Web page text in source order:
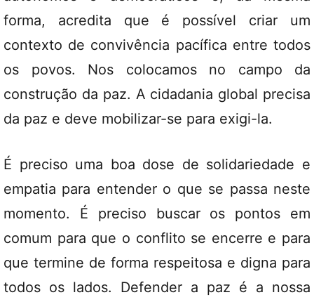
forma, acredita que é possível criar um
contexto de convivência pacífica entre todos
os povos. Nos colocamos no campo da
construção da paz. A cidadania global precisa
da paz e deve mobilizar-se para exigi-la.
É preciso uma boa dose de solidariedade e
empatia para entender o que se passa neste
momento. É preciso buscar os pontos em
comum para que o conflito se encerre e para
que termine de forma respeitosa e digna para
todos os lados. Defender a paz é a nossa